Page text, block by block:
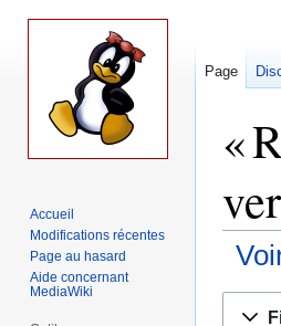
«
Page
Accueil
Modifications récentes
Page au hasard
Aide concernant
MediaWiki